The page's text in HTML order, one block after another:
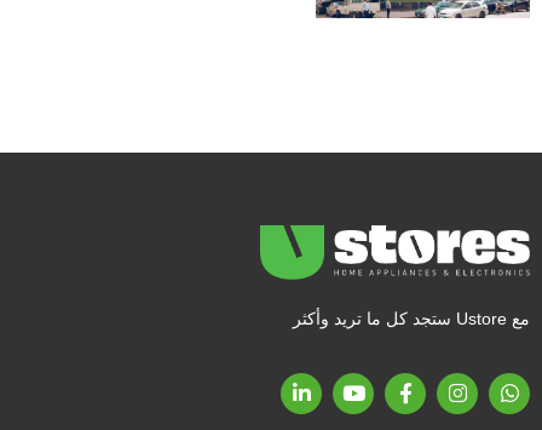
مع Ustore ستجد كل ما تريد وأكثر